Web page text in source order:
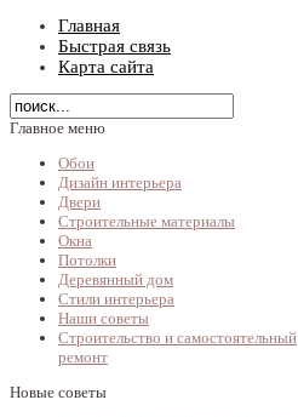
Главная
Быстрая связь
Карта сайта
Главное меню
Обои
Дизайн интерьера
Двери
Строительные материалы
Окна
Потолки
Деревянный дом
Стили интерьера
Наши советы
Строительство и самостоятельный
ремонт
Новые советы